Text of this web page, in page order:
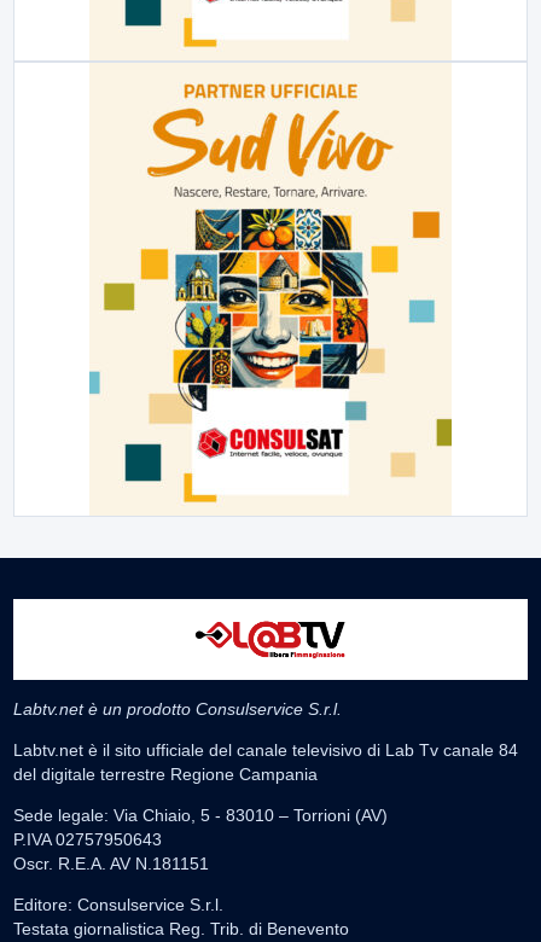
Labtv.net è un prodotto Consulservice S.r.l.
Labtv.net è il sito ufficiale del canale televisivo di Lab Tv canale 84
del digitale terrestre Regione Campania
Sede legale: Via Chiaio, 5 - 83010 – Torrioni (AV)
P.IVA 02757950643
Oscr. R.E.A. AV N.181151
Editore: Consulservice S.r.l.
Testata giornalistica Reg. Trib. di Benevento